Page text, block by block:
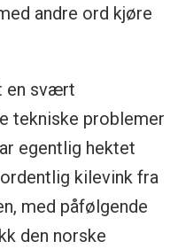
andre ord kjøre
en svært
tekniske problemer
egentlig hektet
kilevink fra
med påfølgende
den norske